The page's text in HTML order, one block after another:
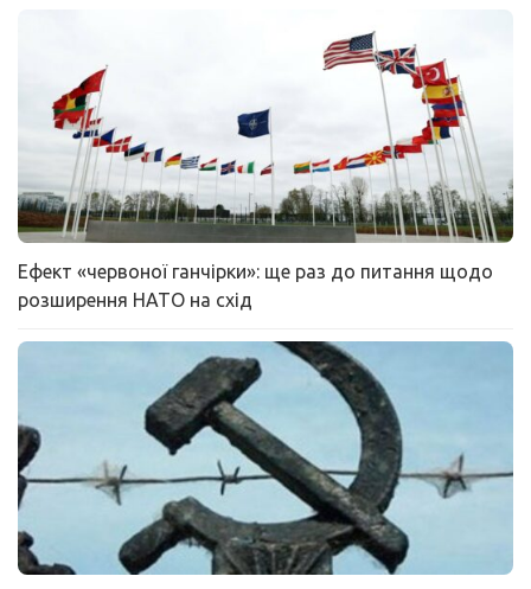
Ефект «червоної ганчірки»: ще раз до питання щодо
розширення НАТО на схід